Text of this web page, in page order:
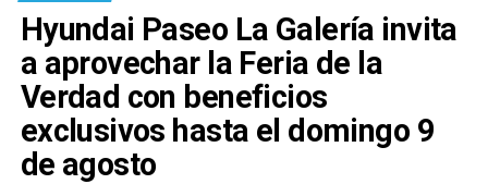
Hyundai Paseo La Galería invita
a aprovechar la Feria de la
Verdad con beneficios
exclusivos hasta el domingo 9
de agosto